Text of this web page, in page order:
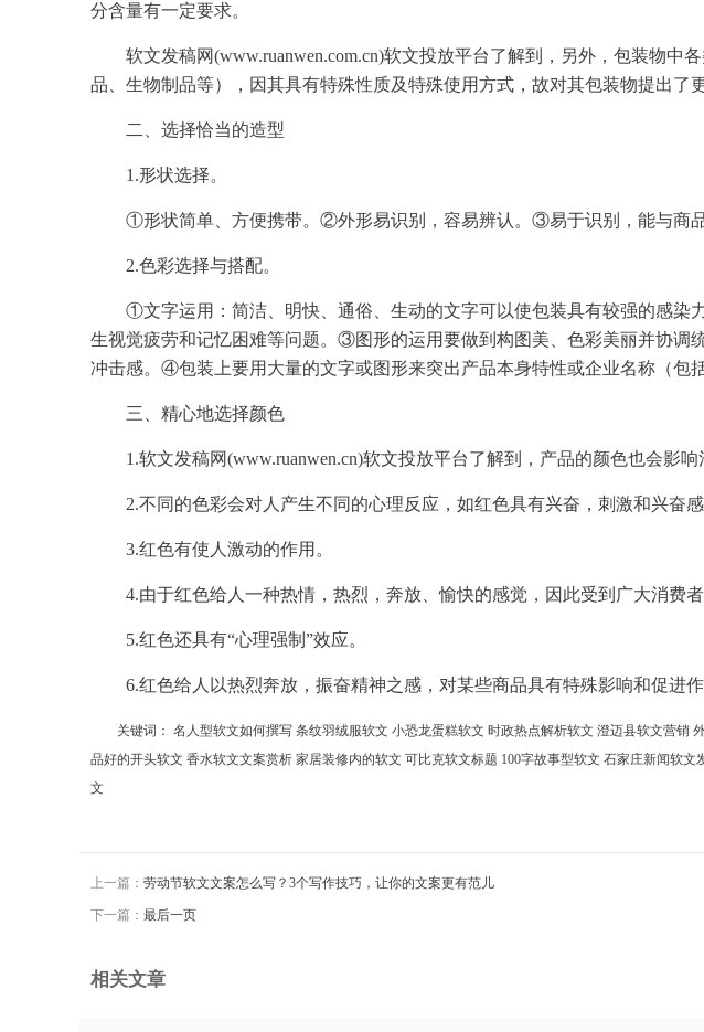
分含量有一定要求。
软文发稿网(www.ruanwen.com.cn)软文投放平台了解到，另外，包装物中
品、生物制品等），因其具有特殊性质及特殊使用方式 ，故对其包装物提出了
二、 选择恰当的造型
1.形状选择。
①形状简单、方便携带。②外形易识别，容易辨认。③易于识别，能与商
2.色彩选择与搭配。
①文字运用 ：简洁、明快、通俗、生动的文字可以使包装具有较强的感
生视觉疲劳和记忆困难等问题。③图形的运用要做到构图美、色彩美丽并协调
冲击感。④包装上要用大量的文字或图形来突出产品本身特性或企业名称（包
三、精心地选择颜色
1.软文发稿网(www.ruanwen.cn)软文投放平台了解到， 产品的颜色也会影响
2.不同的色彩会对人产生不同的心理反应，如红色具有兴奋，刺激和兴奋感
3.红色有使人激动的作用。
4.由于红色给人一种热情，热烈，奔放、愉快的感觉，因此受到广大消费者
5.红色还具有“心理强制”效应。
6.红色给人以热烈奔放，振奋精神之感，对某些商品具有特殊影响和促进作
关键词： 名人型软文如何撰写 条纹羽绒服软文 小恐龙蛋糕软文 时政热点解析软文 澄迈县软文营销
品好的开头软文 香水软文文案赏析 家居装修内的软文 可比克软文标题 100字故事型软文 石家庄新闻软文
文
上一篇： 劳动节软文文案怎么写？3个写作技巧，让你的文案更有范儿
下一篇： 最后一页
相关文章